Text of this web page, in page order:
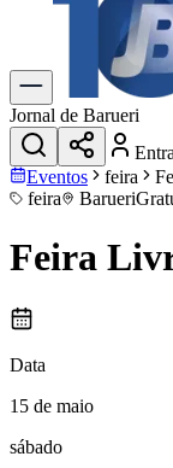
Jornal de Barueri
Eventos
feira
feira
Barueri
Feira
Data
15 de maio
sábado